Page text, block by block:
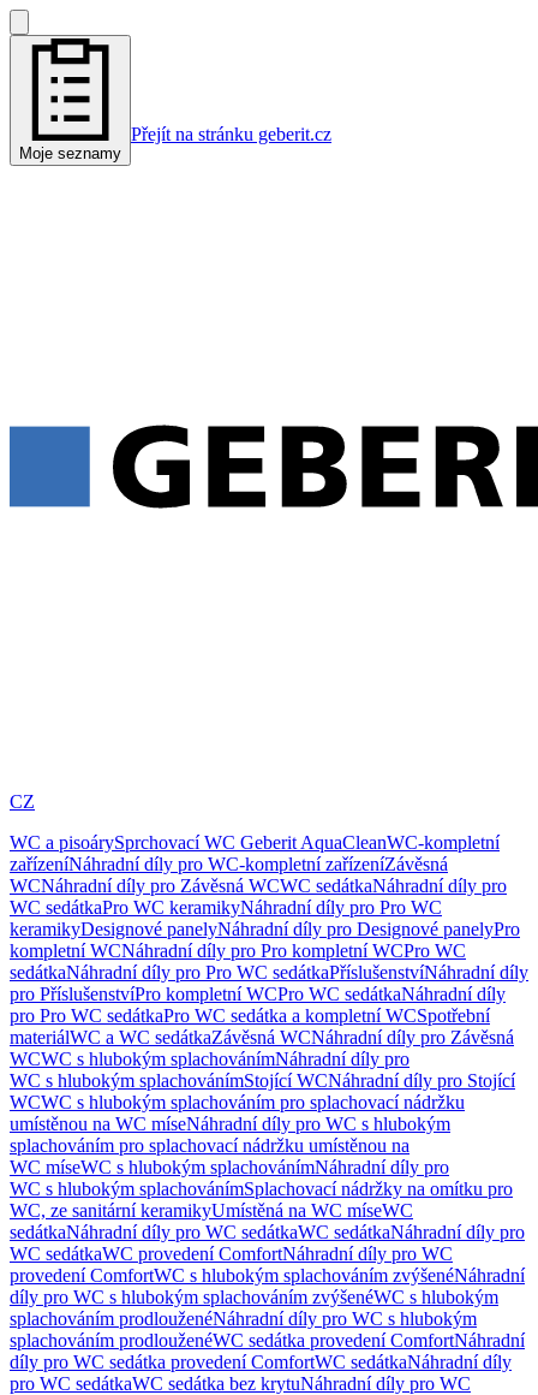
Moje seznamy
Přejít na stránku geberit.cz
CZ
WC a pisoárySprchovací WC Geberit AquaCleanWC-kompletní
zařízeníNáhradní díly pro WC-kompletní zařízeníZávěsná
WCNáhradní díly pro Závěsná WCWC sedátkaNáhradní díly pro
WC sedátkaPro WC keramikyNáhradní díly pro Pro WC
keramikyDesignové panelyNáhradní díly pro Designové panelyPro
kompletní WCNáhradní díly pro Pro kompletní WCPro WC
sedátkaNáhradní díly pro Pro WC sedátkaPříslušenstvíNáhradní díly
pro PříslušenstvíPro kompletní WCPro WC sedátkaNáhradní díly
pro Pro WC sedátkaPro WC sedátka a kompletní WCSpotřební
materiálWC a WC sedátkaZávěsná WCNáhradní díly pro Závěsná
WCWC s hlubokým splachovánímNáhradní díly pro
WC s hlubokým splachovánímStojící WCNáhradní díly pro Stojící
WCWC s hlubokým splachováním pro splachovací nádržku
umístěnou na WC míseNáhradní díly pro WC s hlubokým
splachováním pro splachovací nádržku umístěnou na
WC míseWC s hlubokým splachovánímNáhradní díly pro
WC s hlubokým splachovánímSplachovací nádržky na omítku pro
WC, ze sanitární keramikyUmístěná na WC míseWC
sedátkaNáhradní díly pro WC sedátkaWC sedátkaNáhradní díly pro
WC sedátkaWC provedení ComfortNáhradní díly pro WC
provedení ComfortWC s hlubokým splachováním zvýšenéNáhradní
díly pro WC s hlubokým splachováním zvýšenéWC s hlubokým
splachováním prodlouženéNáhradní díly pro WC s hlubokým
splachováním prodlouženéWC sedátka provedení ComfortNáhradní
díly pro WC sedátka provedení ComfortWC sedátkaNáhradní díly
pro WC sedátkaWC sedátka bez krytuNáhradní díly pro WC